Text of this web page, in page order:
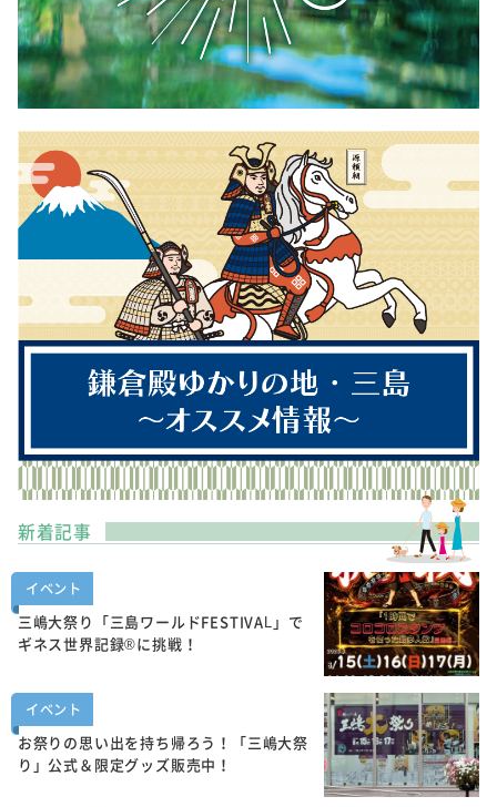
新着記事
イベント
三嶋大祭り「三島ワールドFESTIVAL」で
ギネス世界記録®に挑戦！
イベント
お祭りの思い出を持ち帰ろう！「三嶋大祭
り」公式＆限定グッズ販売中！